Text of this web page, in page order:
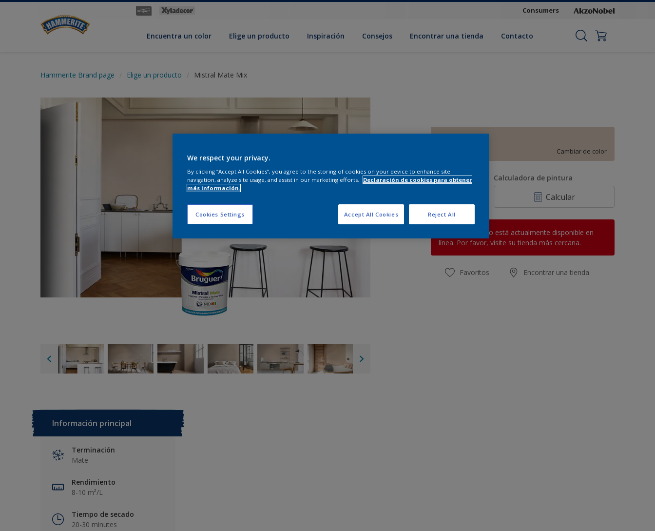
Consumers
Encuentra un color Elige un producto Inspiración Consejos Encontrar una tienda Contacto
Hammerite Brand page Elige un producto Mistral Mate Mix
Cambiar de color
Cantidad Calculadora de pintura
Calcular
Este producto no está actualmente disponible en
línea. Por favor, visite su tienda más cercana.
Favoritos Encontrar una tienda
Información principal
Terminación
Mate
Rendimiento
8-10 m²/L
Tiempo de secado
20-30 minutes
We respect your privacy.
By clicking “Accept All Cookies”, you agree to the storing of cookies on your device to enhance site
navigation, analyze site usage, and assist in our marketing efforts.
Declaración de cookies para obtener
más información.
Cookies Settings Reject All
Accept All Cookies